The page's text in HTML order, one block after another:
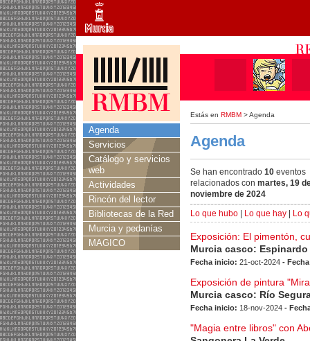
Estás en RMBM > Agenda
Agenda
Servicios
Catálogo y servicios
web
Actividades
Rincón del lector
Bibliotecas de la Red
Murcia y pedanías
MAGICO
Agenda
Se han encontrado 10 eventos
relacionados con martes, 19
noviembre de 2024
Lo que hubo
Lo que hay Lo
Exposición: El pimentón,
Murcia casco: Espinardo
Fecha inicio: 21-oct-2024 -
Exposición de pintura
Murcia casco: Río
Fecha inicio: 18-nov-2024 -
"Magia entre libros" con